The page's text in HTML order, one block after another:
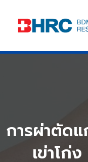
การผ่าตัด
เข่าโก่